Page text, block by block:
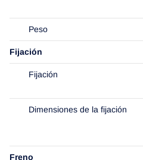
Peso
Fijación
Fijación
Dimensiones de la fijación
Freno